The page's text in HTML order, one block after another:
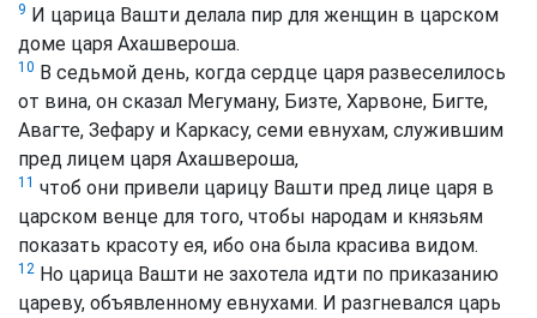
9 И царица Вашти делала пир для женщин в царском
доме царя Ахашвероша.
10 В седьмой день, когда сердце царя развеселилось
от вина, он сказал Мегуману, Бизте, Харвоне, Бигте,
Авагте, Зефару и Каркасу, семи евнухам, служившим
пред лицем царя Ахашвероша,
11 чтоб они привели царицу Вашти пред лице царя в
царском венце для того, чтобы народам и князьям
показать красоту ея, ибо она была красива видом.
12 Но царица Вашти не захотела идти по приказанию
цареву, объявленному евнухами. И разгневался царь